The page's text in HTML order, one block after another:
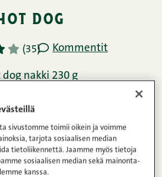
dog
5 (35) Kommentit
dog nakki 230 g
Helppo
sivustomme toimii oikein ja voimme
tarjota sosiaalisen median
tietoliikennettä. Jaamme myös tietoja
sosiaalisen median sekä mainonta-
kanssa.